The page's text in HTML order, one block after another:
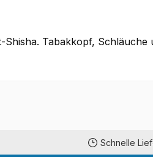
Shisha. Tabakkopf,
Schnelle